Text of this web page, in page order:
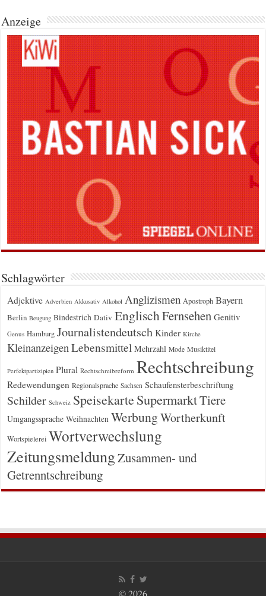
Anzeige
Schlagwörter
Adjektive Adverbien Akkusativ Alkohol Anglizismen Apostroph Bayern
Berlin Beugung Bindestrich Dativ EnglischFernsehen Genitiv
Genus Hamburg Journalistendeutsch Kinder Kirche
Kleinanzeigen Lebensmittel Mehrzahl Mode Musiktitel
Perfektpartizipien Plural Rechtschreibreform Rechtschreibung
Redewendungen Regionalsprache Sachsen Schaufensterbeschriftung
Schilder Schweiz Speisekarte SupermarktTiere
Umgangssprache Weihnachten WerbungWortherkunft
Wortspielerei Wortverwechslung
ZeitungsmeldungZusammen- und
Getrenntschreibung
© 2026